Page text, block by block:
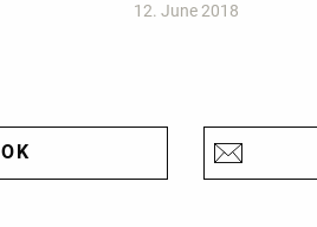
12. June 2018